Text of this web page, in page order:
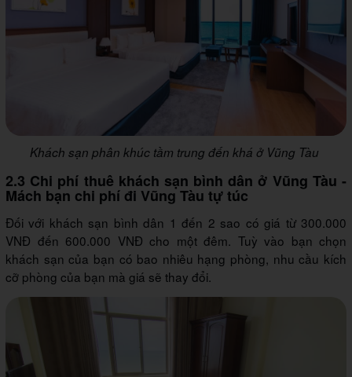
Khách sạn phân khúc tầm trung đến khá ở Vũng Tàu
2.3 Chi phí thuê khách sạn bình dân ở Vũng Tàu -
Mách bạn chi phí đi Vũng Tàu tự túc
Đối với khách sạn bình dân 1 đến 2 sao có giá từ 300.000
VNĐ đến 600.000 VNĐ cho một đêm. Tuỳ vào bạn chọn
khách sạn của bạn có bao nhiêu hạng phòng, nhu cầu kích
cỡ phòng của bạn mà giá sẽ thay đổi.